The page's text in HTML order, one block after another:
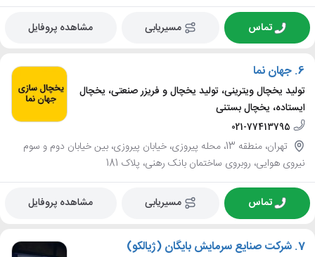
تماس مسیریابی مشاهده پروفایل
6. جهان نما
تولید یخچال ویترینی، تولید یخچال و فریزر صنعتی، یخچال
ایستاده، یخچال بستنی
021-77413795
تهران، منطقه 13، محله پیروزی، خیابان پیروزی، بین خیابان دوم و سوم
نیروی هوایی، روبروی ساختمان بانک رهنی، پلاک 181
تماس مسیریابی مشاهده پروفایل
7. شرکت صنایع سرمایش بایگان (ژیالکو)